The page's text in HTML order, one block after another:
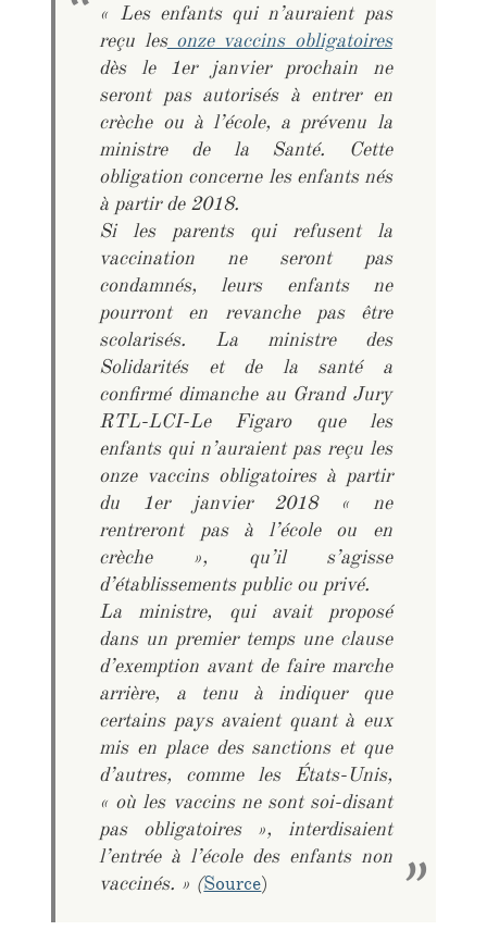
« Les enfants qui n’auraient pas
reçu lesonze vaccins obligatoires
dès le 1er janvier prochain ne
seront pas autorisés à entrer en
crèche ou à l’école, a prévenu la
ministre de la Santé. Cette
obligation concerne les enfants nés
à partir de 2018.
Si les parents qui refusent la
vaccination ne seront pas
condamnés, leurs enfants ne
pourront en revanche pas être
scolarisés. La ministre des
Solidarités et de la santé a
confirmé dimanche au Grand Jury
RTL-LCI-Le Figaro que les
enfants qui n’auraient pas reçu les
onze vaccins obligatoires à partir
du 1er janvier 2018 « ne
rentreront pas à l’école ou en
crèche », qu’il s’agisse
d’établissements public ou privé.
La ministre, qui avait proposé
dans un premier temps une clause
d’exemption avant de faire marche
arrière, a tenu à indiquer que
certains pays avaient quant à eux
mis en place des sanctions et que
d’autres, comme les États-Unis,
« où les vaccins ne sont soi-disant
pas obligatoires », interdisaient
l’entrée à l’école des enfants non
vaccinés. » (Source)